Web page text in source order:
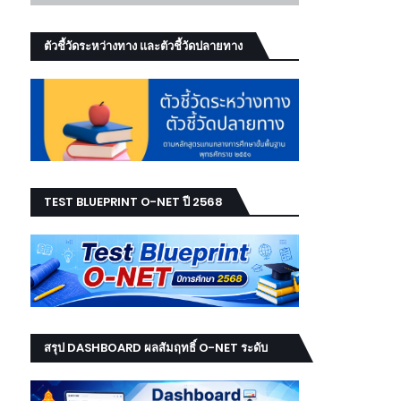
ตัวชี้วัดระหว่างทาง และตัวชี้วัดปลายทาง
TEST BLUEPRINT O-NET ปี 2568
สรุป DASHBOARD ผลสัมฤทธิ์ O-NET ระดับ
เขต